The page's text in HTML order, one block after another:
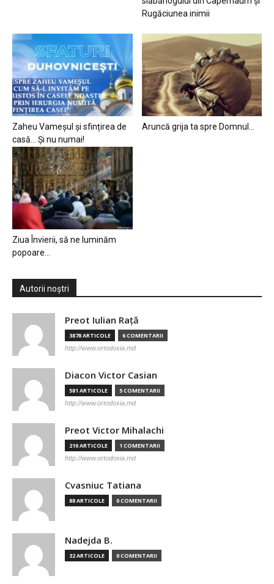
Rugăciunea inimii
Zaheu Vameșul și sfințirea de
casă… Și nu numai!
Aruncă grija ta spre Domnul…
Ziua Învierii, să ne luminăm
popoare…
Autorii noștri
Preot Iulian Raţă
3878 ARTICOLE 6 COMENTARII
http://www.ortodoxia.md
Diacon Victor Casian
581 ARTICOLE 5 COMENTARII
http://www.ortodoxia.md
Preot Victor Mihalachi
210 ARTICOLE 1 COMENTARII
http://www.ortodoxia.md
Cvasniuc Tatiana
88 ARTICOLE 0 COMENTARII
Nadejda B.
32 ARTICOLE 0 COMENTARII